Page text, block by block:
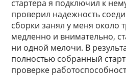
стартера я подключил к
проверил надежность
сборки занял у меня около
медленно и внимательно,
ни одной мелочи. В
полностью собранный
проверке